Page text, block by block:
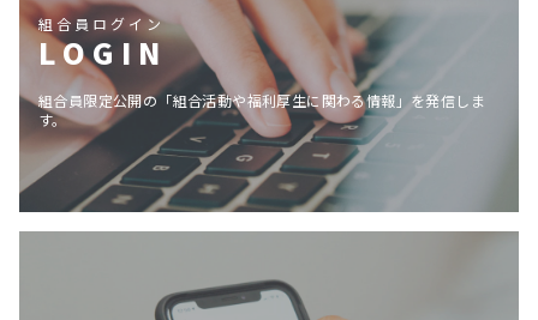
組合員ログイン
LOGIN
組合員限定公開の「組合活動や福利厚生に関わる情報」を発信しま
す。